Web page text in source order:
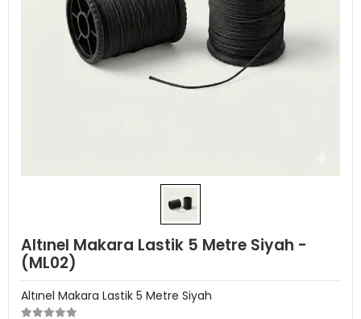
Altınel Makara Lastik 5 Metre Siyah -
(ML02)
Altınel Makara Lastik 5 Metre Siyah